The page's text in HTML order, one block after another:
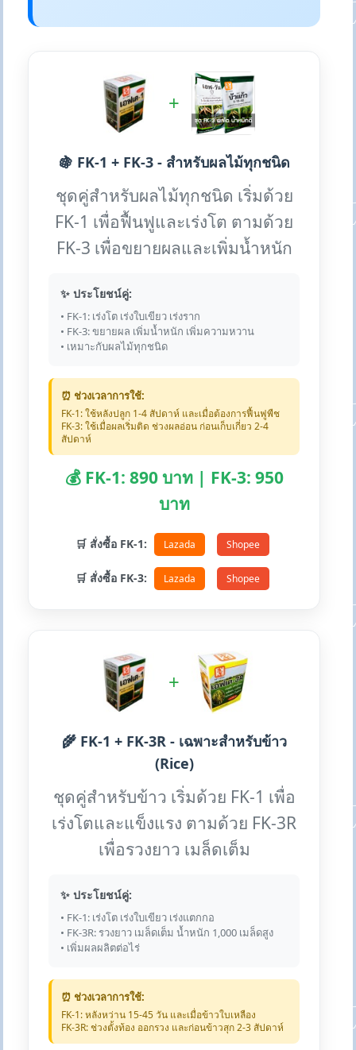
+
🍇 FK-1 + FK-3 - สำหรับผลไม้ทุกชนิด
ชุดคู่สำหรับผลไม้ทุกชนิด เริ่มด้วย
FK-1 เพื่อฟื้นฟูและเร่งโต ตามด้วย
FK-3 เพื่อขยายผลและเพิ่มน้ำหนัก
✨ ประโยชน์คู่:
• FK-1: เร่งโต เร่งใบเขียว เร่งราก
• FK-3: ขยายผล เพิ่มน้ำหนัก เพิ่มความหวาน
• เหมาะกับผลไม้ทุกชนิด
⏰ ช่วงเวลาการใช้:
FK-1: ใช้หลังปลูก 1-4 สัปดาห์ และเมื่อต้องการฟื้นฟูพืช
FK-3: ใช้เมื่อผลเริ่มติด ช่วงผลอ่อน ก่อนเก็บเกี่ยว 2-4
สัปดาห์
💰 FK-1: 890 บาท | FK-3: 950
บาท
🛒 สั่งซื้อ FK-1: Lazada Shopee
🛒 สั่งซื้อ FK-3: Lazada Shopee
+
🌾 FK-1 + FK-3R - เฉพาะสำหรับข้าว
(Rice)
ชุดคู่สำหรับข้าว เริ่มด้วย FK-1 เพื่อ
เร่งโตและแข็งแรง ตามด้วย FK-3R
เพื่อรวงยาว เมล็ดเต็ม
✨ ประโยชน์คู่:
• FK-1: เร่งโต เร่งใบเขียว เร่งแตกกอ
• FK-3R: รวงยาว เมล็ดเต็ม น้ำหนัก 1,000 เมล็ดสูง
• เพิ่มผลผลิตต่อไร่
⏰ ช่วงเวลาการใช้:
FK-1: หลังหว่าน 15-45 วัน และเมื่อข้าวใบเหลือง
FK-3R: ช่วงตั้งท้อง ออกรวง และก่อนข้าวสุก 2-3 สัปดาห์